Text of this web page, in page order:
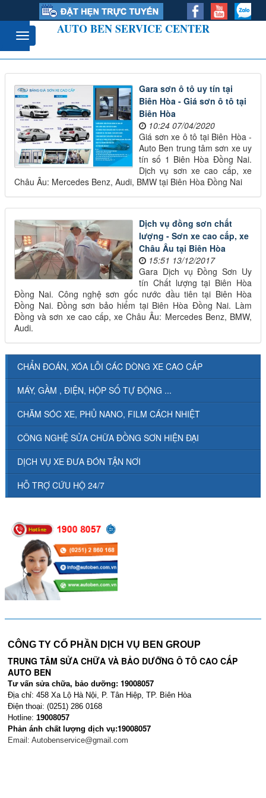
AUTO BEN SERVICE CENTER
Gara sơn ô tô uy tín tại
Biên Hòa - Giá sơn ô tô tại
Biên Hòa
10:24 07/04/2020
Giá sơn xe ô tô tại Biên Hòa -
Auto Ben trung tâm sơn xe uy
tín số 1 Biên Hòa Đồng Nai.
Dịch vụ sơn xe cao cấp, xe
Châu Âu: Mercedes Benz, Audi, BMW tại Biên Hòa Đồng Nai
Dịch vụ đồng sơn chất
lượng - Sơn xe cao cấp, xe
Châu Âu tại Biên Hòa
15:51 13/12/2017
Gara Dịch vụ Đồng Sơn Uy
tín Chất lượng tại Biên Hòa
Đồng Nai. Công nghệ sơn gốc nước đầu tiên tại Biên Hòa
Đồng Nai. Đồng sơn bảo hiểm tại Biên Hòa Đồng Nai. Làm
Đồng và sơn xe cao cấp, xe Châu Âu: Mercedes Benz, BMW,
Audi.
CHẨN ĐOÁN, XÓA LỖI CÁC DÒNG XE CAO CẤP
MÁY, GẦM , ĐIỆN, HỘP SỐ TỰ ĐỘNG ...
CHĂM SÓC XE, PHỦ NANO, FILM CÁCH NHIỆT
CÔNG NGHỆ SỬA CHỮA ĐỒNG SƠN HIỆN ĐẠI
DỊCH VỤ XE ĐƯA ĐÓN TẬN NƠI
HỖ TRỢ CỨU HỘ 24/7
CÔNG TY CỔ PHẦN DỊCH VỤ BEN GROUP
TRUNG TÂM SỬA CHỮA VÀ BẢO DƯỠNG Ô TÔ CAO CẤP
AUTO BEN
Tư vấn sửa chữa, bảo dưỡng: 19008057
Địa chỉ: 458 Xa Lộ Hà Nội, P. Tân Hiệp, TP. Biên Hòa
Điện thoại: (0251) 286 0168
Hotline: 19008057
Phản ánh chất lượng dịch vụ:19008057
Email: Autobenservice@gmail.com